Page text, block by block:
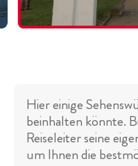
Hier einige
beinhalten könnte.
Reiseleiter seine
um Ihnen die